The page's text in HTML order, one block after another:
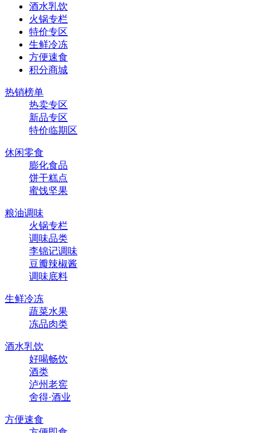
酒水乳饮
火锅专栏
特价专区
生鲜冷冻
方便速食
积分商城
热销榜单
热卖专区
新品专区
特价临期区
休闲零食
膨化食品
饼干糕点
蜜饯坚果
粮油调味
火锅专栏
调味品类
李锦记调味
豆瓣辣椒酱
调味底料
生鲜冷冻
蔬菜水果
冻品肉类
酒水乳饮
好喝畅饮
酒类
泸州老窖
舍得·酒业
方便速食